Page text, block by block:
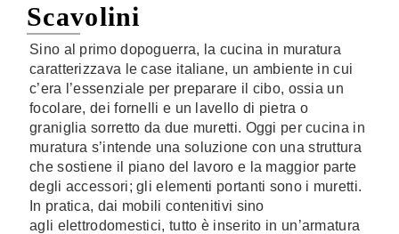
Scavolini
Sino al primo dopoguerra, la cucina in muratura
caratterizzava le case italiane, un ambiente in cui
c’era l’essenziale per preparare il cibo, ossia un
focolare, dei fornelli e un lavello di pietra o
graniglia sorretto da due muretti. Oggi per cucina in
muratura s’intende una soluzione con una struttura
che sostiene il piano del lavoro e la maggior parte
degli accessori; gli elementi portanti sono i muretti.
In pratica, dai mobili contenitivi sino
agli elettrodomestici, tutto è inserito in un’armatura